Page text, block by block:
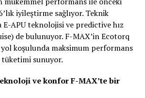
iyileştirme sağlıyor. Teknik
E-APU teknolojisi ve predictive hız
de bulunuyor. F-MAX’in Ecotorq
koşulunda maksimum performans
sunuyor.
ve konfor F-MAX’te bir